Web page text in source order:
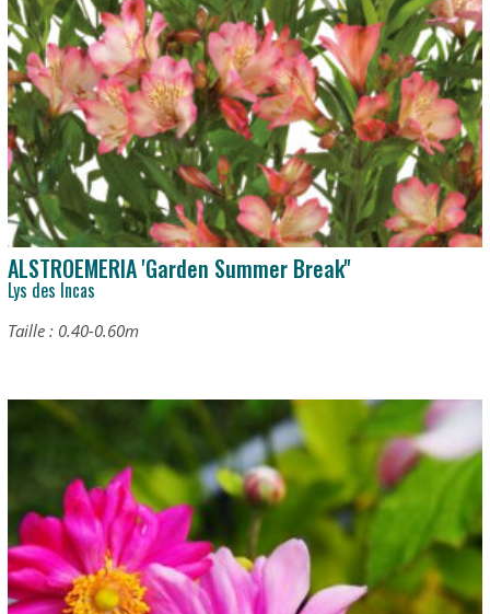
ALSTROEMERIA 'Garden Summer Break''
Lys des Incas
Taille : 0.40-0.60m